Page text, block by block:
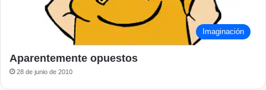
Imaginación
Aparentemente opuestos
28 de junio de 2010